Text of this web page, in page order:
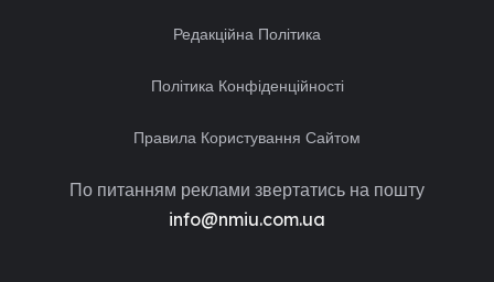
Редакційна Політика
Політика Конфіденційності
Правила Користування Сайтом
По питанням реклами звертатись на пошту
info@nmiu.com.ua